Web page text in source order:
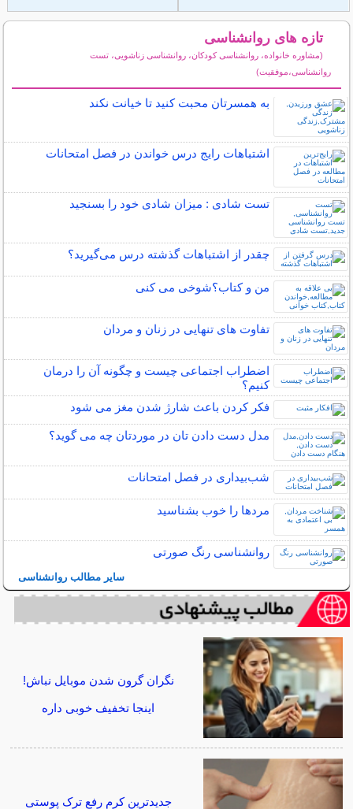
تازه های روانشناسی
(مشاوره خانواده، روانشناسی کودکان، روانشناسی زناشویی، تست
روانشناسی،موفقیت)
به همسرتان محبت کنید تا خیانت نکند
اشتباهات رایج درس خواندن در فصل امتحانات
تست شادی : میزان شادی خود را بسنجید
چقدر از اشتباهات گذشته درس می‌گیرید؟
من و کتاب؟شوخی می کنی
تفاوت های تنهایی در زنان و مردان
اضطراب اجتماعی چیست و چگونه آن را درمان
کنیم؟
فکر کردن باعث شارژ شدن مغز می شود
مدل دست دادن تان در موردتان چه می گوید؟
شب‌بیداری در فصل امتحانات
مردها را خوب بشناسید
روانشناسی رنگ صورتی
سایر مطالب روانشناسی
نگران گرون شدن موبایل نباش!
اینجا تخفیف خوبی داره
جدیدترین کرم رفع ترک پوستی